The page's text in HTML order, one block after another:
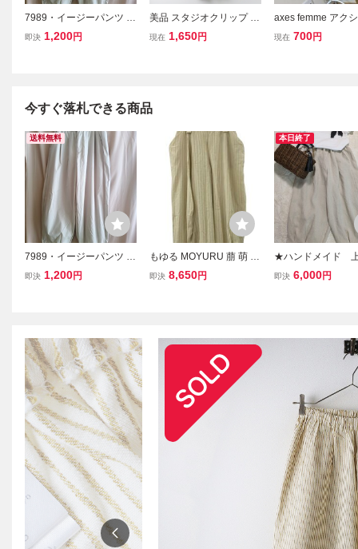
7989・イージーパンツ バ
ルーンパンツ ワイドパン
即決 1,200円
美品 スタジオクリップ st
udio CLIP コットンリネ
現在 1,650円
axes femme アク
ファム☆裾レース
現在 700円
今すぐ落札できる商品
送料無料
7989・イージーパンツ バ
ルーンパンツ ワイドパン
即決 1,200円
もゆる MOYURU 萠 萌 バ
ルーンパンツ ワイド M～
即決 8,650円
本日終了
★ハンドメイド
ネン ゆったりウ
即決 6,000円